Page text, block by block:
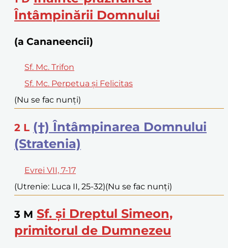
Întâmpinării Domnului
(a Cananeencii)
Sf. Mc. Trifon
Sf. Mc. Perpetua și Felicitas
(Nu se fac nunți)
2 L (†) Întâmpinarea Domnului
(Stratenia)
Evrei VII, 7-17
(Utrenie: Luca II, 25-32)(Nu se fac nunți)
3 M Sf. și Dreptul Simeon,
primitorul de Dumnezeu